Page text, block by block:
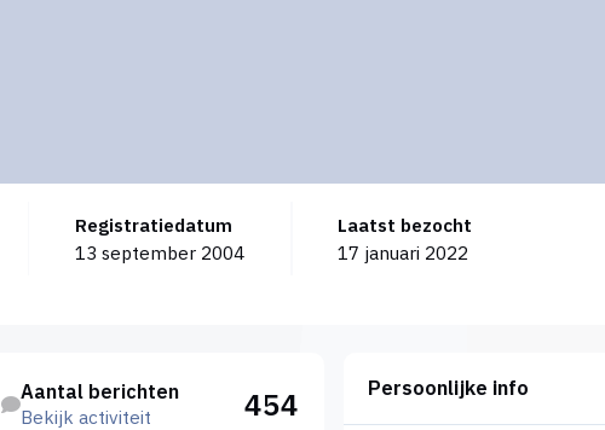
Registratiedatum
13 september 2004
Laatst bezocht
17 januari 2022
Aantal berichten
Bekijk activiteit
454 Persoonlijke info